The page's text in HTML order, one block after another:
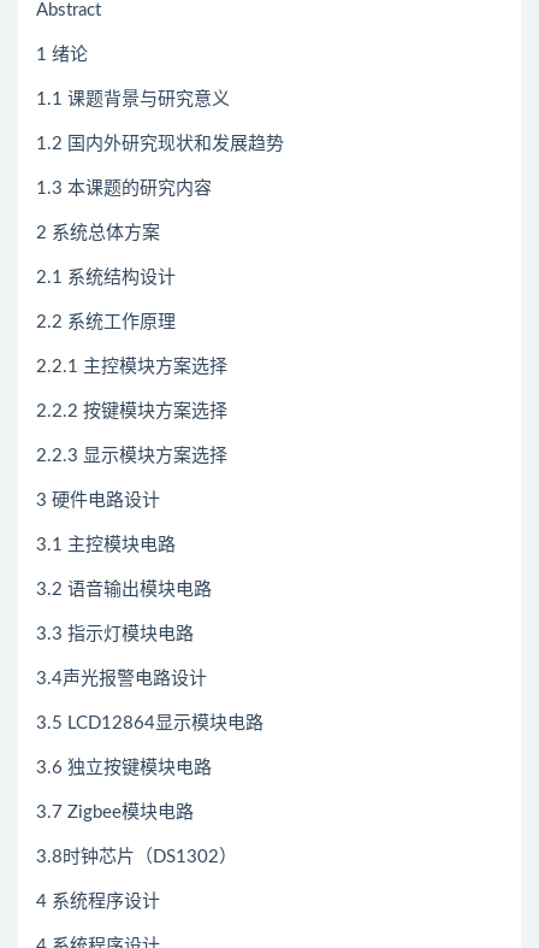
Abstract
1 绪论
1.1 课题背景与研究意义
1.2 国内外研究现状和发展趋势
1.3 本课题的研究内容
2 系统总体方案
2.1 系统结构设计
2.2 系统工作原理
2.2.1 主控模块方案选择
2.2.2 按键模块方案选择
2.2.3 显示模块方案选择
3 硬件电路设计
3.1 主控模块电路
3.2 语音输出模块电路
3.3 指示灯模块电路
3.4声光报警电路设计
3.5 LCD12864显示模块电路
3.6 独立按键模块电路
3.7 Zigbee模块电路
3.8时钟芯片（DS1302）
4 系统程序设计